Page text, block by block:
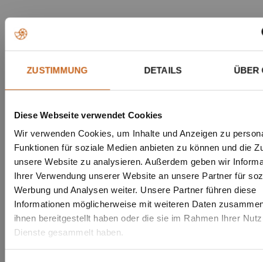
ZUSTIMMUNG DETAILS ÜBER
Diese Webseite verwendet Cookies
Wir verwenden Cookies, um Inhalte und Anzeigen zu
Funktionen für soziale Medien anbieten zu können und die
unsere Website zu analysieren. Außerdem geben wir
Ihrer Verwendung unserer Website an unsere Partner für
Werbung und Analysen weiter. Unsere Partner führen diese
Informationen möglicherweise mit weiteren Daten
ihnen bereitgestellt haben oder die sie im Rahmen Ihrer
Dienste gesammelt haben.